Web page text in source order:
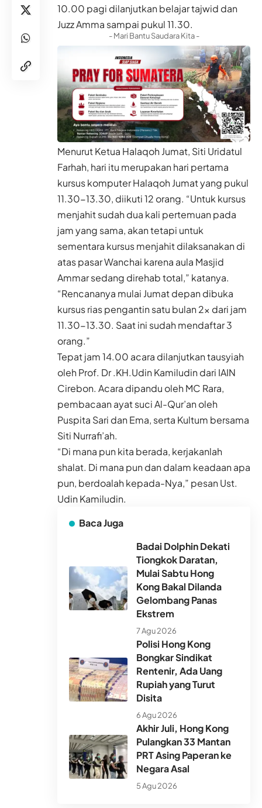
10.00 pagi dilanjutkan belajar tajwid dan
Juzz Amma sampai pukul 11.30.
- Mari Bantu Saudara Kita -
Menurut Ketua Halaqoh Jumat, Siti Uridatul
Farhah, hari itu merupakan hari pertama
kursus komputer Halaqoh Jumat yang pukul
11.30-13.30, diikuti 12 orang. “Untuk kursus
menjahit sudah dua kali pertemuan pada
jam yang sama, akan tetapi untuk
sementara kursus menjahit dilaksanakan di
atas pasar Wanchai karena aula Masjid
Ammar sedang direhab total,” katanya.
“Rencananya mulai Jumat depan dibuka
kursus rias pengantin satu bulan 2x dari jam
11.30-13.30. Saat ini sudah mendaftar 3
orang.”
Tepat jam 14.00 acara dilanjutkan tausyiah
oleh Prof. Dr .KH.Udin Kamiludin dari IAIN
Cirebon. Acara dipandu oleh MC Rara,
pembacaan ayat suci Al-Qur’an oleh
Puspita Sari dan Ema, serta Kultum bersama
Siti Nurrafi’ah.
“Di mana pun kita berada, kerjakanlah
shalat. Di mana pun dan dalam keadaan apa
pun, berdoalah kepada-Nya,” pesan Ust.
Udin Kamiludin.
Baca Juga
Badai Dolphin Dekati
Tiongkok Daratan,
Mulai Sabtu Hong
Kong Bakal Dilanda
Gelombang Panas
Ekstrem
7 Agu 2026
Polisi Hong Kong
Bongkar Sindikat
Rentenir, Ada Uang
Rupiah yang Turut
Disita
6 Agu 2026
Akhir Juli, Hong Kong
Pulangkan 33 Mantan
PRT Asing Paperan ke
Negara Asal
5 Agu 2026